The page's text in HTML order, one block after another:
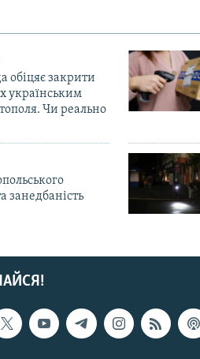
обіцяє закрити
українським
Чи реально
занедбаність